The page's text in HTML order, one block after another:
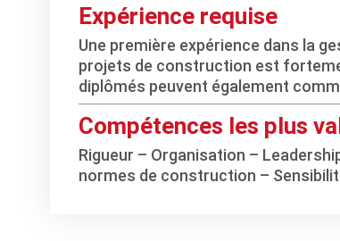
Expérience requise
Une première expérience dans la
projets de construction est
diplômés peuvent également
Compétences les plus
Rigueur – Organisation –
normes de construction –